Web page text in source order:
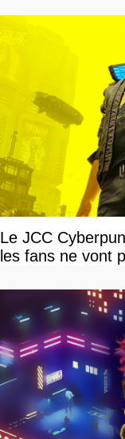
Le JCC
les fans ne vont